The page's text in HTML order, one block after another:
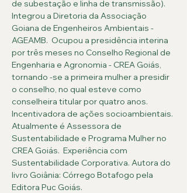
de subestação e linha de transmissão).
Integrou a Diretoria da Associação
Goiana de Engenheiros Ambientais -
AGEAMB.  Ocupou a presidência interina
por três meses no Conselho Regional de
Engenharia e Agronomia - CREA Goiás,
tornando -se a primeira mulher a presidir
o conselho, no qual esteve como
conselheira titular por quatro anos.
Incentivadora de ações socioambientais.
Atualmente é Assessora de
Sustentabilidade e Programa Mulher no
CREA Goiás.  Experiência com
Sustentabilidade Corporativa. Autora do
livro Goiânia: Córrego Botafogo pela
Editora Puc Goiás.